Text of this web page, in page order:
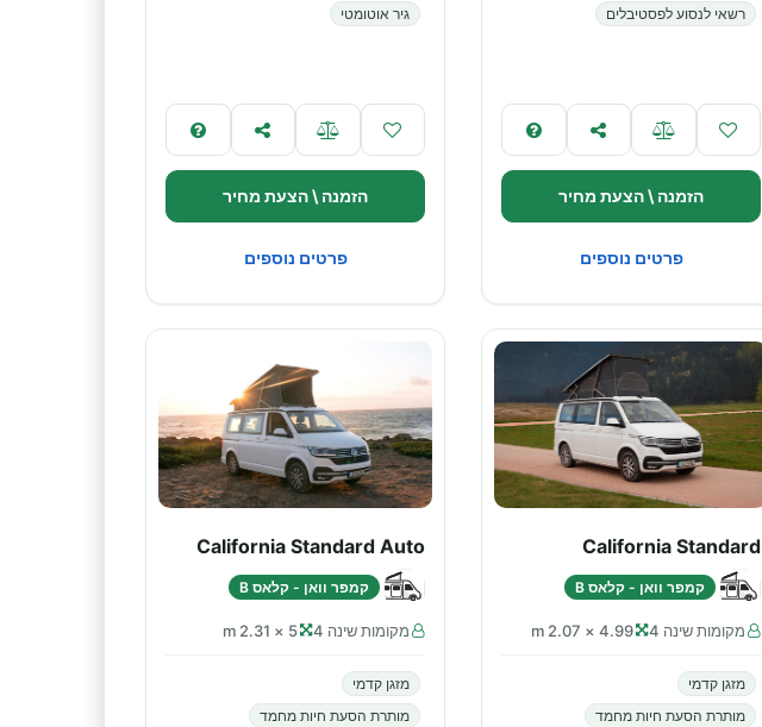
רשאי לנסוע לפסטיבלים
הזמנה \ הצעת מחיר
פרטים נוספים
גיר אוטומטי
הזמנה \ הצעת מחיר
פרטים נוספים
California Standard
קמפר וואן - קלאס B
מקומות שינה 4 4.99 × 2.07 m
מזגן קדמי
מותרת הסעת חיות מחמד
California Standard Auto
קמפר וואן - קלאס B
מקומות שינה 4 5 × 2.31 m
מזגן קדמי
מותרת הסעת חיות מחמד